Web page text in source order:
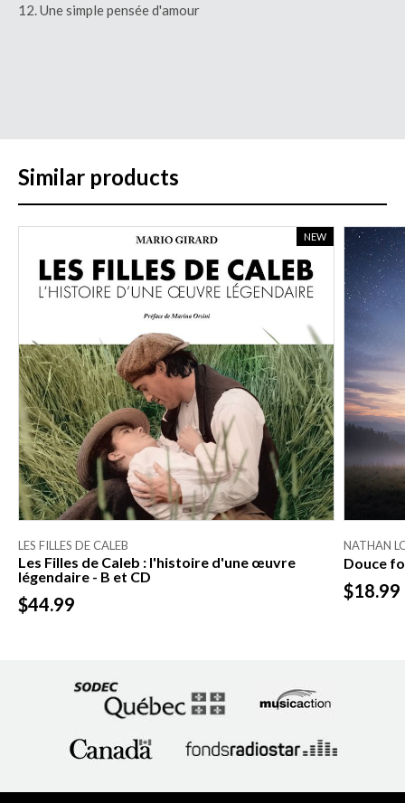
12. Une simple pensée d'amour
Similar products
NEW
LES FILLES DE CALEB
Les Filles de Caleb : l'histoire d'une œuvre
légendaire - B et CD
$44.99
NATHAN
Douce
$18.99